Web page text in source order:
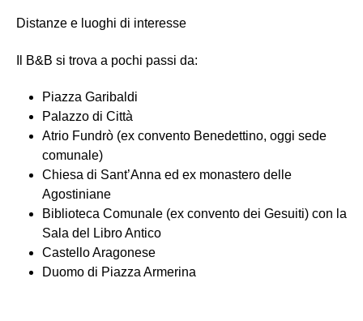
Distanze e luoghi di interesse
Il B&B si trova a pochi passi da:
Piazza Garibaldi
Palazzo di Città
Atrio Fundrò (ex convento Benedettino, oggi sede
comunale)
Chiesa di Sant’Anna ed ex monastero delle
Agostiniane
Biblioteca Comunale (ex convento dei Gesuiti) con la
Sala del Libro Antico
Castello Aragonese
Duomo di Piazza Armerina